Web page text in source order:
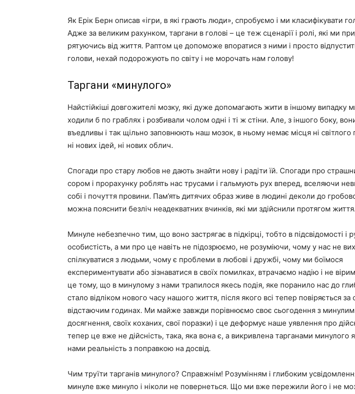
Як Ерік Берн описав «ігри, в які грають люди», спробуємо і ми класифікувати
Адже за великим рахунком, таргани в голові – це теж сценарії і ролі, які ми
рятуючись від життя. Раптом це допоможе впоратися з ними і просто
голови, нехай подорожують по світу і не морочать нам голову!
Таргани «минулого»
Найстійкіші довгожителі мозку, які дуже допомагають жити в іншому випадку
ходили б по граблях і розбивали чолом одні і ті ж стіни. Але, з іншого боку,
въедливы і так щільно заповнюють наш мозок, в ньому немає місця ні світлого
ні нових ідей, ні нових облич.
Спогади про стару любов не дають знайти нову і радіти їй. Спогади про
сором і прорахунку роблять нас трусами і гальмують рух вперед, вселяючи
собі і почуття провини. Пам’ять дитячих образ живе в людині деколи до
можна пояснити безліч неадекватних вчинків, які ми здійснили протягом життя.
Минуле небезпечно тим, що воно застрягає в підкірці, тобто в підсвідомості і
особистість, а ми про це навіть не підозрюємо, не розуміючи, чому у нас не
спілкуватися з людьми, чому є проблеми в любові і дружбі, чому ми боїмося
експериментувати або зізнаватися в своїх помилках, втрачаємо надію і не
це тому, що в минулому з нами трапилося якесь подія, яке поранило нас до
стало відліком нового часу нашого життя, після якого всі тепер повіряється
відстаючим годинах. Ми майже завжди порівнюємо своє сьогодення з минулим
досягнення, своїх коханих, свої поразки) і це деформує наше уявлення про
тепер це вже не дійсність, така, яка вона є, а викривлена тарганами минулого
нами реальність з поправкою на досвід.
Чим труїти тарганів минулого? Справжнім! Розумінням і глибоким
минуле вже минуло і ніколи не повернеться. Що ми вже пережили його і не